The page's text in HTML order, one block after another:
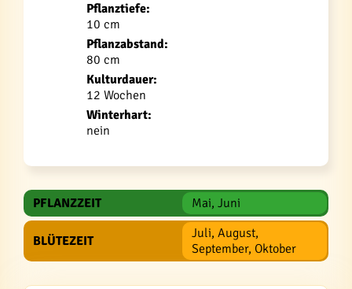
Pflanztiefe:
10 cm
Pflanzabstand:
80 cm
Kulturdauer:
12 Wochen
Winterhart:
nein
PFLANZZEIT Mai, Juni
BLÜTEZEIT
Juli, August,
September, Oktober